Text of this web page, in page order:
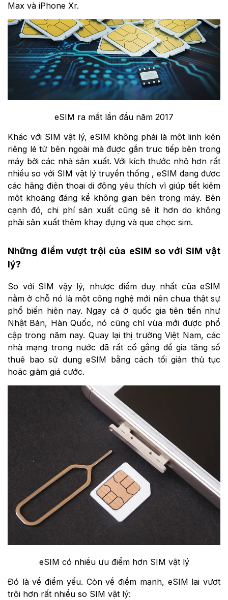
Max và iPhone Xr.
eSIM ra mắt lần đầu năm 2017
Khác với SIM vật lý, eSIM không phải là một linh kiện
riêng lẻ từ bên ngoài mà được gắn trực tiếp bên trong
máy bởi các nhà sản xuất. Với kích thước nhỏ hơn rất
nhiều so với SIM vật lý truyền thống , eSIM đang được
các hãng điện thoại di động yêu thích vì giúp tiết kiệm
một khoảng đáng kể không gian bên trong máy. Bên
cạnh đó, chi phí sản xuất cũng sẽ ít hơn do không
phải sản xuất thêm khay đựng và que chọc sim.
Những điểm vượt trội của eSIM so với SIM vật
lý?
So với SIM vậy lý, nhược điểm duy nhất của eSIM
nằm ở chỗ nó là một công nghệ mới nên chưa thật sự
phổ biến hiện nay. Ngay cả ở quốc gia tiên tiến như
Nhật Bản, Hàn Quốc, nó cũng chỉ vừa mới được phổ
cập trong năm nay. Quay lại thị trường Việt Nam, các
nhà mạng trong nước đã rất cố gắng để gia tăng số
thuê bao sử dụng eSIM bằng cách tối giản thủ tục
hoặc giảm giá cước.
eSIM có nhiều ưu điểm hơn SIM vật lý
Đó là về điểm yếu. Còn về điểm mạnh, eSIM lại vượt
trội hơn rất nhiều so SIM vật lý: